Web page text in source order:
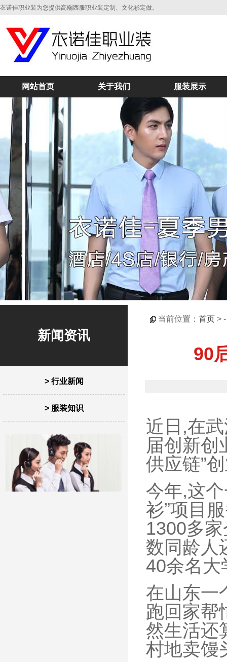
衣诺佳职业装为您提供高端西服职业装定制、文化衫定做。
网站首页 关于我们 服装展示
新闻资讯
> 行业新闻
> 服装知识
当前位置： 首页 >
90
近日,在
届创新创
供应链”
今年,这
衫”项目
1300多
数同龄人
40余名大
在山东一
跑回家帮
然生活还
村地卖馒